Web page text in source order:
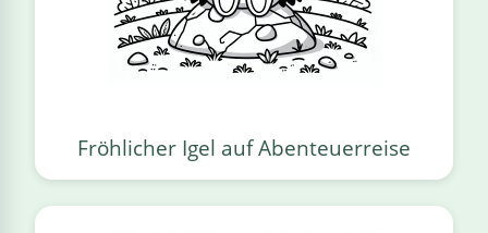
Fröhlicher Igel auf Abenteuerreise